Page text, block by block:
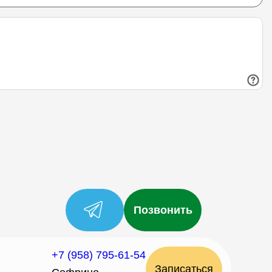
Позвонить
+7 (958) 795-61-54
Записаться